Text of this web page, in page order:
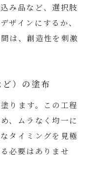
み品など、選択肢
ザインにするか、
は、創造性を刺激
）の塗布
ります。この工程
、ムラなく均一に
タイミングを見極
必要はありませ